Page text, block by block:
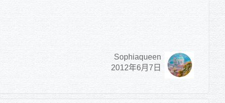
Sophiaqueen
2012年6月7日